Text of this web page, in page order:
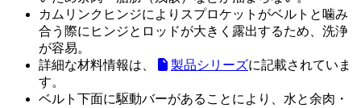
カムリンクヒンジによりスプロケットがベルトと噛み
合う際にヒンジとロッドが大きく露出するため、洗浄
が容易。
詳細な材料情報は、
製品シリーズに記載されていま
す。
ベルト下面に駆動バーがあることにより、水と余肉・